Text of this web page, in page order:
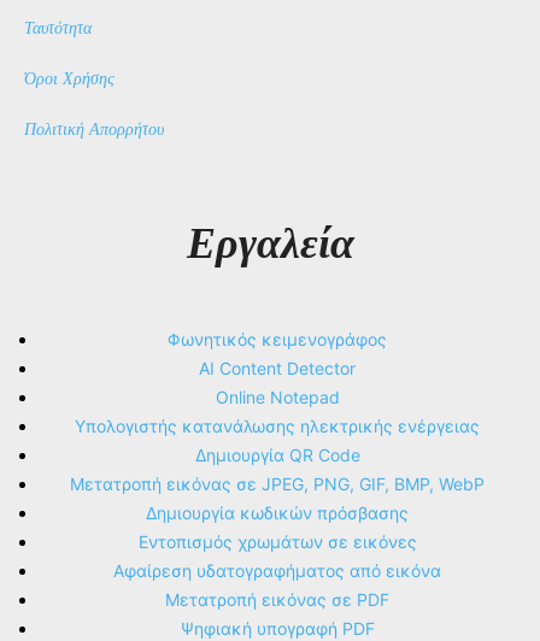
Ταυτότητα
Όροι Χρήσης
Πολιτική Απορρήτου
Εργαλεία
Φωνητικός κειμενογράφος
AI Content Detector
Online Notepad
Υπολογιστής κατανάλωσης ηλεκτρικής ενέργειας
Δημιουργία QR Code
Μετατροπή εικόνας σε JPEG, PNG, GIF, BMP, WebP
Δημιουργία κωδικών πρόσβασης
Εντοπισμός χρωμάτων σε εικόνες
Αφαίρεση υδατογραφήματος από εικόνα
Μετατροπή εικόνας σε PDF
Ψηφιακή υπογραφή PDF